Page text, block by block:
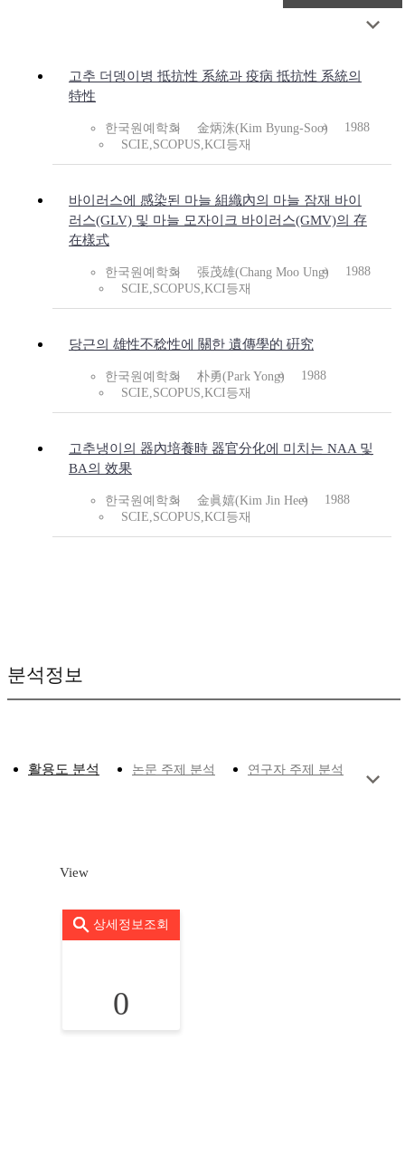
고추 더뎅이병 抵抗性 系統과 疫病 抵抗性 系統의
特性
한국원예학회 金炳洙(Kim Byung-Soo)
1988
SCIE,SCOPUS,KCI등재
바이러스에 感染된 마늘 組織內의 마늘 잠재 바이
러스(GLV) 및 마늘 모자이크 바이러스(GMV)의 存
在樣式
한국원예학회 張茂雄(Chang Moo Ung)
1988
SCIE,SCOPUS,KCI등재
당근의 雄性不稔性에 關한 遺傳學的 硏究
한국원예학회 朴勇(Park Yong)
1988
SCIE,SCOPUS,KCI등재
고추냉이의 器內培養時 器官分化에 미치는 NAA 및
BA의 效果
한국원예학회 金眞嬉(Kim Jin Hee)
1988
SCIE,SCOPUS,KCI등재
분석정보
활용도 분석 논문 주제 분석 연구자 주제 분석
View
상세정보조회
0